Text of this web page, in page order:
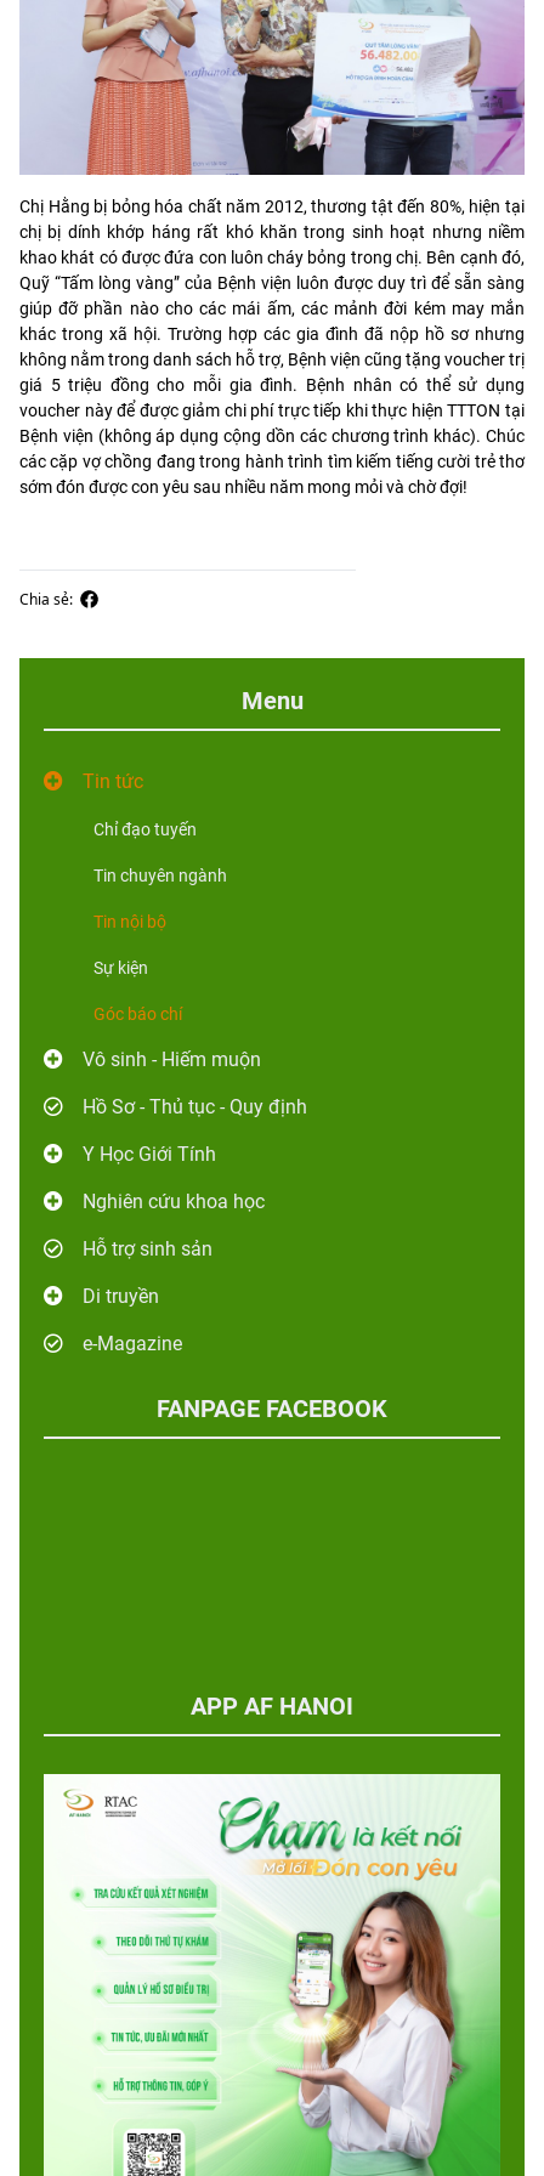
Chị Hằng bị bỏng hóa chất năm 2012, thương tật đến 80%, hiện tại
chị bị dính khớp háng rất khó khăn trong sinh hoạt nhưng niềm
khao khát có được đứa con luôn cháy bỏng trong chị. Bên cạnh đó,
Quỹ “Tấm lòng vàng” của Bệnh viện luôn được duy trì để sẵn sàng
giúp đỡ phần nào cho các mái ấm, các mảnh đời kém may mắn
khác trong xã hội. Trường hợp các gia đình đã nộp hồ sơ nhưng
không nằm trong danh sách hỗ trợ, Bệnh viện cũng tặng voucher trị
giá 5 triệu đồng cho mỗi gia đình. Bệnh nhân có thể sử dụng
voucher này để được giảm chi phí trực tiếp khi thực hiện TTTON tại
Bệnh viện (không áp dụng cộng dồn các chương trình khác). Chúc
các cặp vợ chồng đang trong hành trình tìm kiếm tiếng cười trẻ thơ
sớm đón được con yêu sau nhiều năm mong mỏi và chờ đợi!
Chia sẻ:
Menu
Tin tức
Chỉ đạo tuyến
Tin chuyên ngành
Tin nội bộ
Sự kiện
Góc báo chí
Vô sinh - Hiếm muộn
Hồ Sơ - Thủ tục - Quy định
Y Học Giới Tính
Nghiên cứu khoa học
Hỗ trợ sinh sản
Di truyền
e-Magazine
FANPAGE FACEBOOK
APP AF HANOI